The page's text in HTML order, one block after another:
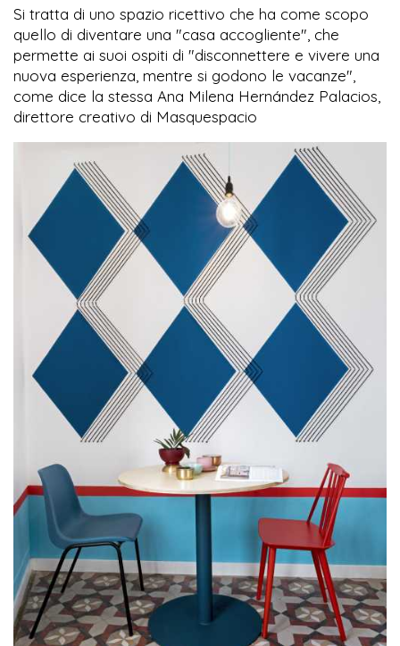
Si tratta di uno spazio ricettivo che ha come scopo
quello di diventare una "casa accogliente", che
permette ai suoi ospiti di "disconnettere e vivere una
nuova esperienza, mentre si godono le vacanze",
come dice la stessa Ana Milena Hernández Palacios,
direttore creativo di Masquespacio